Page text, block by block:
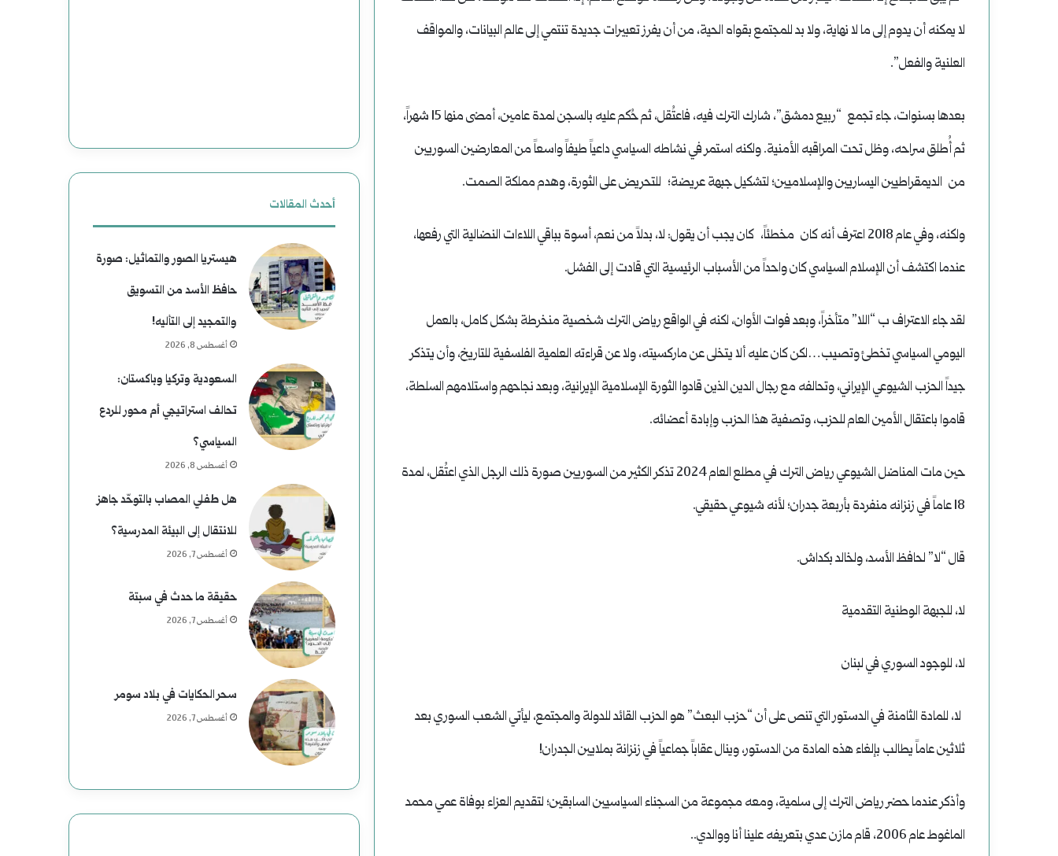
لا يمكنه أن يدوم إلى ما لا نهاية، ولا بد للمجتمع بقواه الحية، من أن يفرز تعبيرات جديدة تنتمي إلى عالم البيانات، والمواقف
العلنية والفعل”.
بعدها بسنوات، جاء تجمع “ربيع دمشق”، شارك الترك فيه، فاعتُقل، ثم حُكم عليه بالسجن لمدة عامين، أمضى منها 15 شهراً،
ثم أُطلق سراحه، وظل تحت المراقبه الأمنية. ولكنه استمر في نشاطه السياسي داعياً طيفاً واسعاً من المعارضين السوريين
من الديمقراطيين اليساريين والإسلاميين؛ لتشكيل جبهة عريضة؛ للتحريض على الثورة، وهدم مملكة الصمت.
ولكنه، وفي عام 2018 اعترف أنه كان مخطئاً، كان يجب أن يقول: لا، بدلاً من نعم، أسوة بباقي اللاءات النضالية التي رفعها،
عندما اكتشف أن الإسلام السياسي كان واحداً من الأسباب الرئيسية التي قادت إلى الفشل.
لقد جاء الاعتراف ب “اللا” متأخراً، وبعد فوات الأوان، لكنه في الواقع رياض الترك شخصية منخرطة بشكل كامل، بالعمل
اليومي السياسي تخطئ وتصيب…لكن كان عليه ألا يتخلى عن ماركسيته، ولا عن قراءته العلمية الفلسفية للتاريخ، وأن يتذكر
جيداً الحزب الشيوعي الإيراني، وتحالفه مع رجال الدين الذين قادوا الثورة الإسلامية الإيرانية، وبعد نجاحهم واستلامهم السلطة،
قاموا باعتقال الأمين العام للحزب، وتصفية هذا الحزب وإبادة أعضائه.
حين مات المناضل الشيوعي رياض الترك في مطلع العام 2024 تذكر الكثير من السوريين صورة ذلك الرجل الذي اعتُقل، لمدة
18 عاماً في زنزانه منفردة بأربعة جدران؛ لأنه شيوعي حقيقي.
قال “لا” لحافظ الأسد، ولخالد بكداش.
لا، للجبهة الوطنية التقدمية
لا، للوجود السوري في لبنان
لا، للمادة الثامنة في الدستور التي تنص على أن “حزب البعث” هو الحزب القائد للدولة والمجتمع، ليأتي الشعب السوري بعد
ثلاثين عاماً يطالب بإلغاء هذه المادة من الدستور، وينال عقاباً جماعياً في زنزانة بملايين الجدران!
وأذكر عندما حضر رياض الترك إلى سلمية، ومعه مجموعة من السجناء السياسيين السابقين؛ لتقديم العزاء بوفاة عمي محمد
الماغوط عام 2006، قام مازن عدي بتعريفه علينا أنا ووالدي..
أحدث المقالات
هيستريا الصور والتماثيل: صورة
حافظ الأسد من التسويق
والتمجيد إلى التأليه!
أغسطس 8, 2026
السعودية وتركيا وباكستان:
تحالف استراتيجي أم محور للردع
السياسي؟
أغسطس 8, 2026
هل طفلي المصاب بالتوحّد جاهز
للانتقال إلى البيئة المدرسية؟
أغسطس 7, 2026
حقيقة ما حدث في سبتة
أغسطس 7, 2026
سحر الحكايات في بلاد سومر
أغسطس 7, 2026